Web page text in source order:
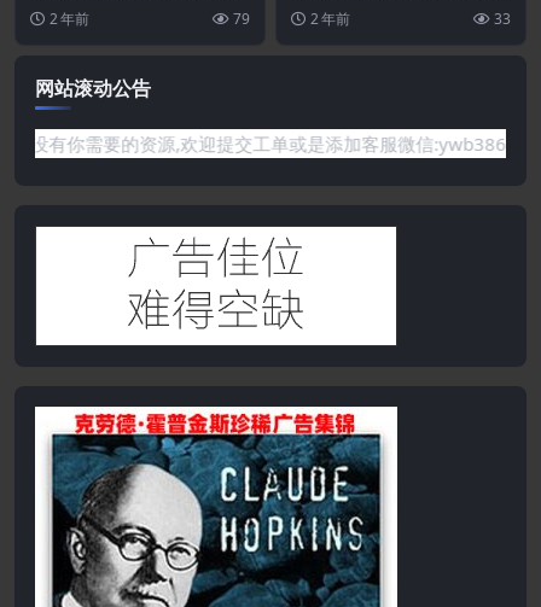
2 年前 79 2 年前 33
网站滚动公告
要的资源,欢迎提交工单或是添加客服微信:ywb386获取帮助！